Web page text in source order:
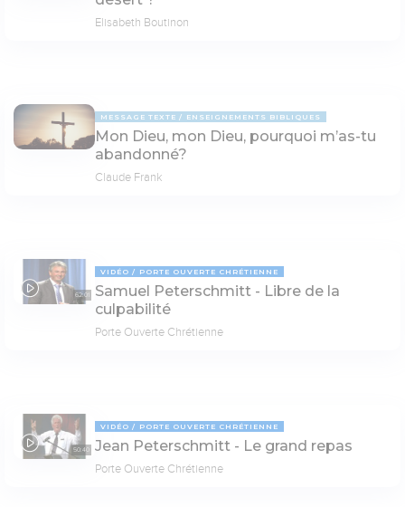
Elisabeth Boutinon
MESSAGE TEXTE ENSEIGNEMENTS BIBLIQUES
Mon Dieu, mon Dieu, pourquoi m’as-tu
abandonné?
Claude Frank
62:01
VIDÉO PORTE OUVERTE CHRÉTIENNE
Samuel Peterschmitt - Libre de la
culpabilité
Porte Ouverte Chrétienne
50:40
VIDÉO PORTE OUVERTE CHRÉTIENNE
Jean Peterschmitt - Le grand repas
Porte Ouverte Chrétienne